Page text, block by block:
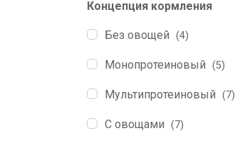
Концепция кормления
Без овощей (4)
Монопротеиновый (5)
Мультипротеиновый (7)
С овощами (7)